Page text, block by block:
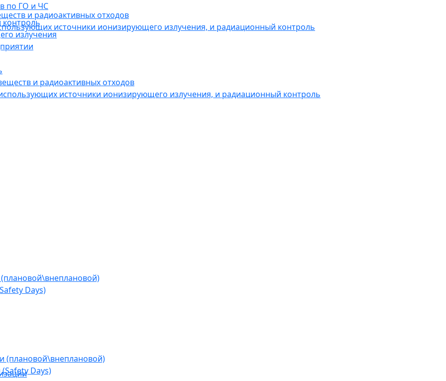
и радиоактивных отходов
источники ионизирующего излучения, и радиационный контроль
Days)
по ГО и ЧС
контроль
излучения
и радиоактивных отходов
источники ионизирующего излучения, и радиационный контроль
(плановой\внеплановой)
Days)